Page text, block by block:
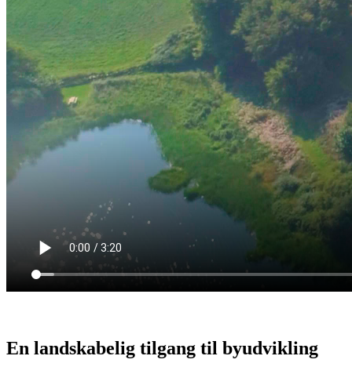
En landskabelig tilgang til byudvikling